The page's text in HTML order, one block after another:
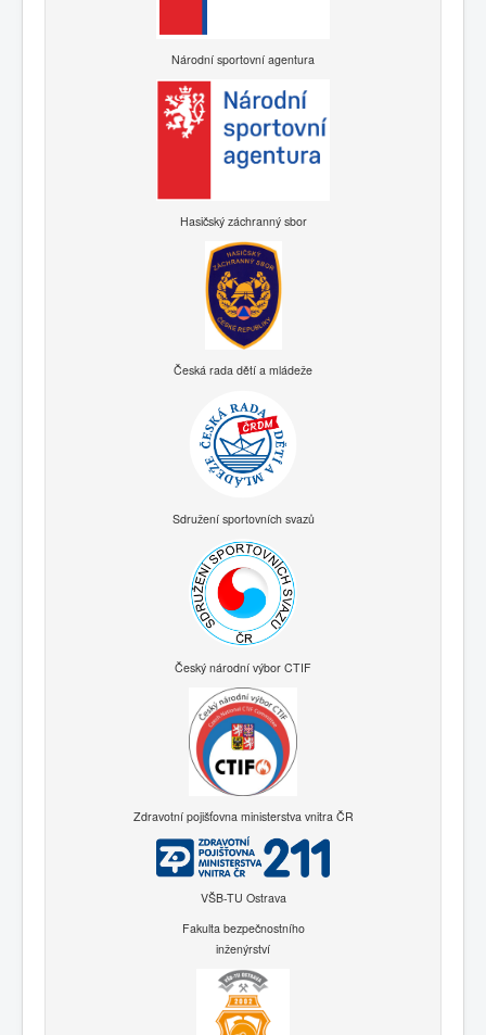
Národní sportovní agentura
Hasičský záchranný sbor
Česká rada dětí a mládeže
Sdružení sportovních svazů
Český národní výbor CTIF
Zdravotní pojišťovna ministerstva vnitra ČR
VŠB-TU Ostrava
Fakulta bezpečnostního
inženýrství